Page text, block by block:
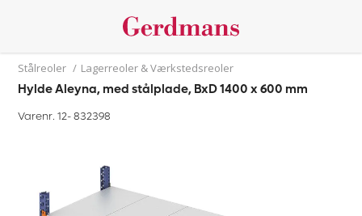
Stålreoler / Lagerreoler & Værkstedsreoler
Hylde Aleyna, med stålplade, BxD 1400 x 600 mm
Varenr. 12-832398